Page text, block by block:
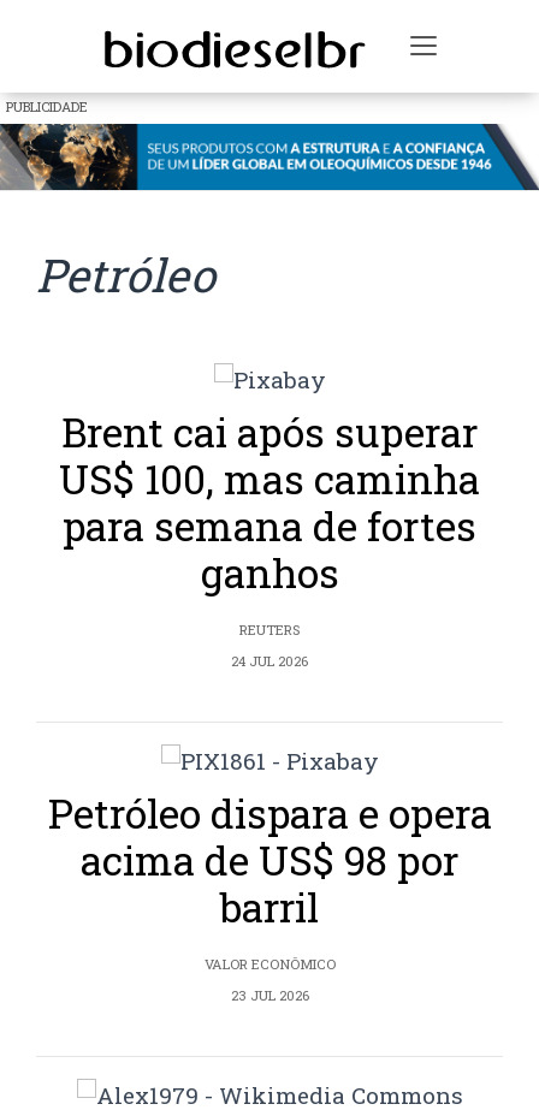
Toggle
PUBLICIDADE
Petróleo
Brent cai após superar
US$ 100, mas caminha
para semana de fortes
ganhos
REUTERS
24 JUL 2026
Petróleo dispara e opera
acima de US$ 98 por
barril
VALOR ECONÔMICO
23 JUL 2026